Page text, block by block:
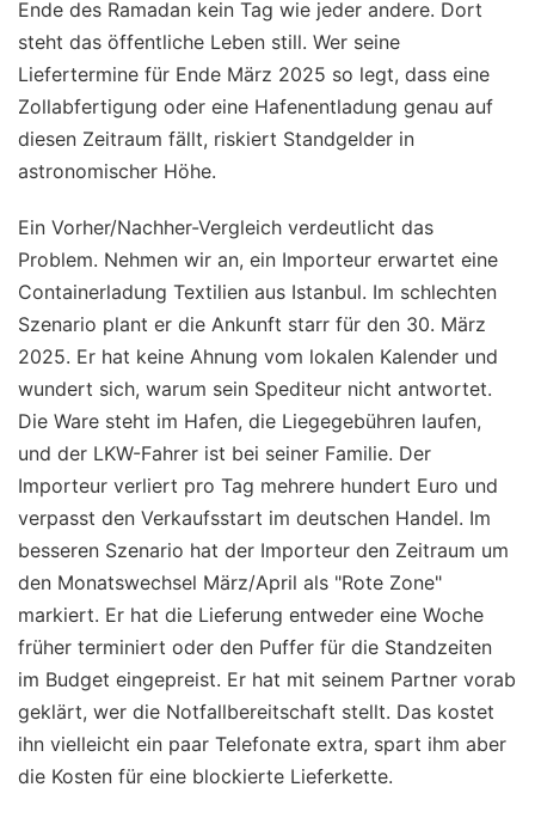
Ende des Ramadan kein Tag wie jeder andere. Dort
steht das öffentliche Leben still. Wer seine
Liefertermine für Ende März 2025 so legt, dass eine
Zollabfertigung oder eine Hafenentladung genau auf
diesen Zeitraum fällt, riskiert Standgelder in
astronomischer Höhe.
Ein Vorher/Nachher-Vergleich verdeutlicht das
Problem. Nehmen wir an, ein Importeur erwartet eine
Containerladung Textilien aus Istanbul. Im schlechten
Szenario plant er die Ankunft starr für den 30. März
2025. Er hat keine Ahnung vom lokalen Kalender und
wundert sich, warum sein Spediteur nicht antwortet.
Die Ware steht im Hafen, die Liegegebühren laufen,
und der LKW-Fahrer ist bei seiner Familie. Der
Importeur verliert pro Tag mehrere hundert Euro und
verpasst den Verkaufsstart im deutschen Handel. Im
besseren Szenario hat der Importeur den Zeitraum um
den Monatswechsel März/April als "Rote Zone"
markiert. Er hat die Lieferung entweder eine Woche
früher terminiert oder den Puffer für die Standzeiten
im Budget eingepreist. Er hat mit seinem Partner vorab
geklärt, wer die Notfallbereitschaft stellt. Das kostet
ihn vielleicht ein paar Telefonate extra, spart ihm aber
die Kosten für eine blockierte Lieferkette.